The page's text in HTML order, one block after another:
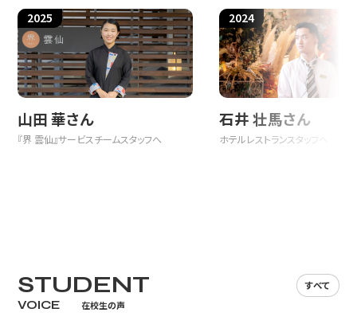
かありませんでしたが、そもそも無住の神社で、当時は駐車場もなく
正月だからと言って、遠くから人が来るようなところではありません
でした。（現在は駐車場も整備され、元日には車で参拝に来る方が目
立つようになりました。）
小高い丘の上に本殿があり、鳥居を過ぎるとすぐに急な石段があ
ります。それを登りきるとさほど広くはない境内の正面にすぐ本殿が
自然を守るには相当な時間と労力を要しますが、参道の整備、樹
木の伐採や境内の清掃等の維持管理には、常に地域住民が尽力さ
れています。季節の変わり目には近隣の方々が樹木の手入れをした
2025
山田 華さん
『界 雲仙』サービスチームスタッフへ
2024
石井 壮馬さん
ホテルレストランスタッフへ
STUDENT
VOICE 在校生の声
すべて